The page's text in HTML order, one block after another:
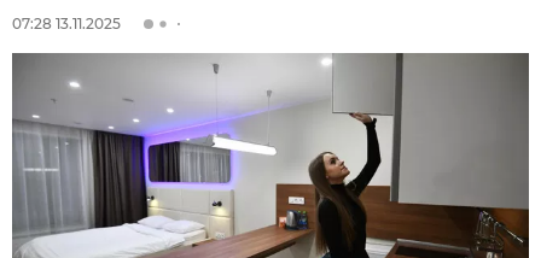
07:28 13.11.2025